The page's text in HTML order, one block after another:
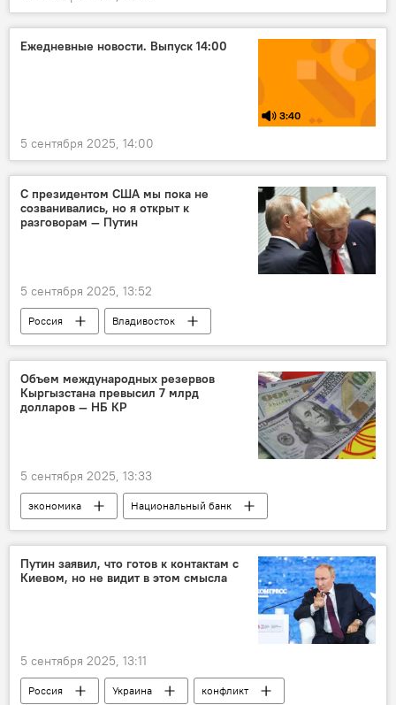
Ежедневные новости. Выпуск 14:00
3:40
5 сентября 2025, 14:00
С президентом США мы пока не
созванивались, но я открыт к
разговорам — Путин
5 сентября 2025, 13:52
Россия
Владивосток
Восточный экономический форум
Владимир Путин
Дональд Трамп
диалог
Объем международных резервов
Кыргызстана превысил 7 млрд
долларов — НБ КР
5 сентября 2025, 13:33
экономика
Национальный банк
резервы
Кыргызстан
Путин заявил, что готов к контактам с
Киевом, но не видит в этом смысла
5 сентября 2025, 13:11
Россия Украина
конфликт